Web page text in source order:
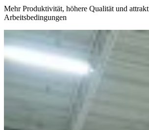
Mehr Produktivität, höhere Qualität und
Arbeitsbedingungen